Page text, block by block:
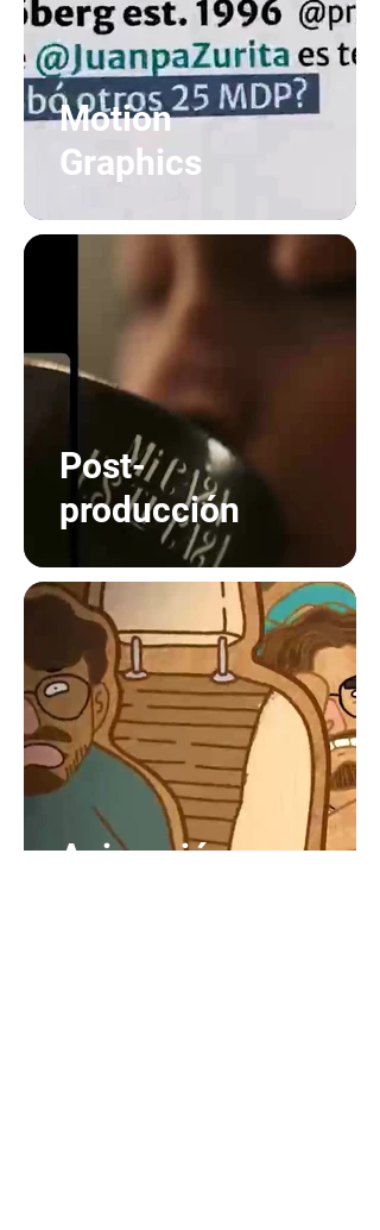
Motion
Graphics
Post-
producción
Animación